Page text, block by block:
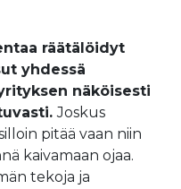
räätälöidyt
yhdessä
näköisesti
Joskus
pitää vaan niin
kaivamaan ojaa.
tekoja ja